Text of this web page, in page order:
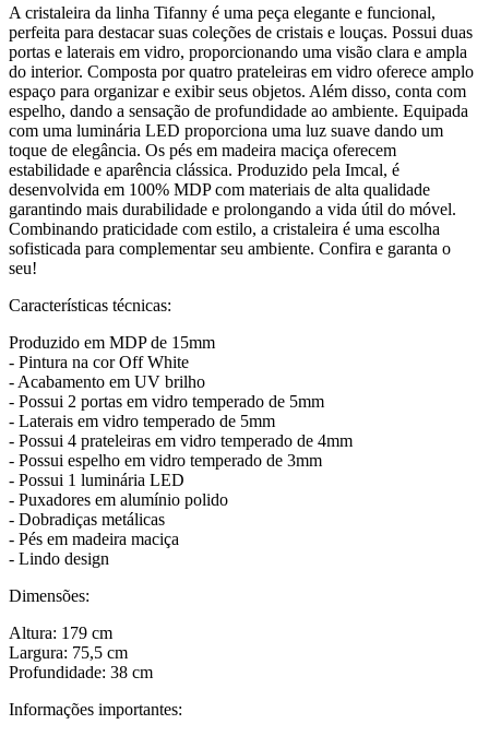
A cristaleira da linha Tifanny é uma peça elegante e funcional,
perfeita para destacar suas coleções de cristais e louças. Possui duas
portas e laterais em vidro, proporcionando uma visão clara e ampla
do interior. Composta por quatro prateleiras em vidro oferece amplo
espaço para organizar e exibir seus objetos. Além disso, conta com
espelho, dando a sensação de profundidade ao ambiente. Equipada
com uma luminária LED proporciona uma luz suave dando um
toque de elegância. Os pés em madeira maciça oferecem
estabilidade e aparência clássica. Produzido pela Imcal, é
desenvolvida em 100% MDP com materiais de alta qualidade
garantindo mais durabilidade e prolongando a vida útil do móvel.
Combinando praticidade com estilo, a cristaleira é uma escolha
sofisticada para complementar seu ambiente. Confira e garanta o
seu!
Características técnicas:
Produzido em MDP de 15mm
- Pintura na cor Off White
- Acabamento em UV brilho
- Possui 2 portas em vidro temperado de 5mm
- Laterais em vidro temperado de 5mm
- Possui 4 prateleiras em vidro temperado de 4mm
- Possui espelho em vidro temperado de 3mm
- Possui 1 luminária LED
- Puxadores em alumínio polido
- Dobradiças metálicas
- Pés em madeira maciça
- Lindo design
Dimensões:
Altura: 179 cm
Largura: 75,5 cm
Profundidade: 38 cm
Informações importantes: